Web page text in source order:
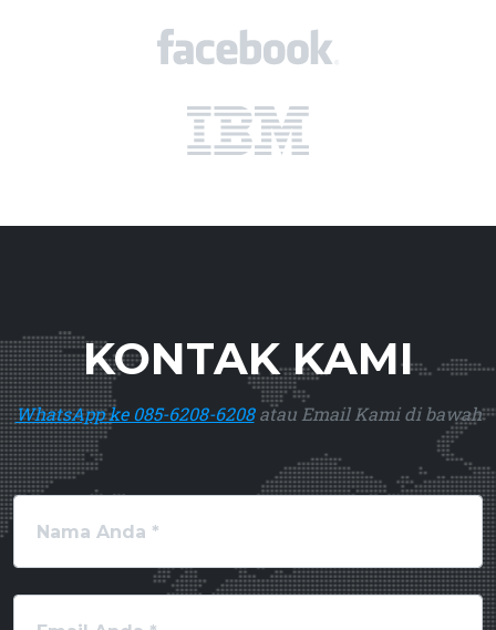
KONTAK KAMI
WhatsApp ke 085-6208-6208atau Email Kami di bawah